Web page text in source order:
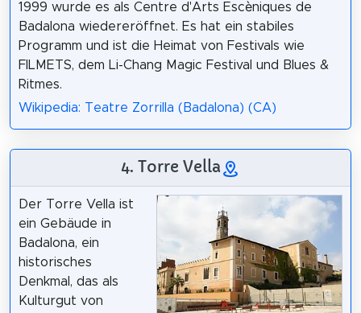
1999 wurde es als Centre d'Arts Escèniques de
Badalona wiedereröffnet. Es hat ein stabiles
Programm und ist die Heimat von Festivals wie
FILMETS, dem Li-Chang Magic Festival und Blues &
Ritmes.
Wikipedia: Teatre Zorrilla (Badalona) (CA)
4. Torre Vella
Der Torre Vella ist
ein Gebäude in
Badalona, ein
historisches
Denkmal, das als
Kulturgut von